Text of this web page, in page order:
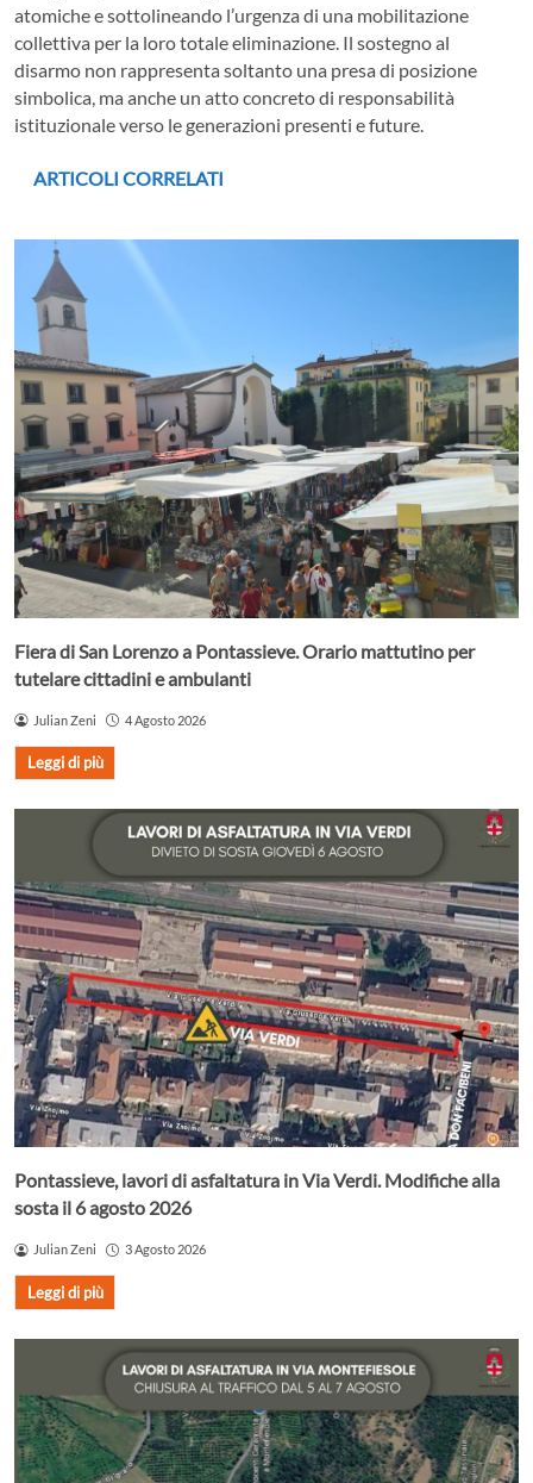
atomiche e sottolineando l’urgenza di una mobilitazione
collettiva per la loro totale eliminazione. Il sostegno al
disarmo non rappresenta soltanto una presa di posizione
simbolica, ma anche un atto concreto di responsabilità
istituzionale verso le generazioni presenti e future.
ARTICOLI CORRELATI
Fiera di San Lorenzo a Pontassieve. Orario mattutino per
tutelare cittadini e ambulanti
Julian Zeni 4 Agosto 2026
Leggi di più
Pontassieve, lavori di asfaltatura in Via Verdi. Modifiche alla
sosta il 6 agosto 2026
Julian Zeni 3 Agosto 2026
Leggi di più